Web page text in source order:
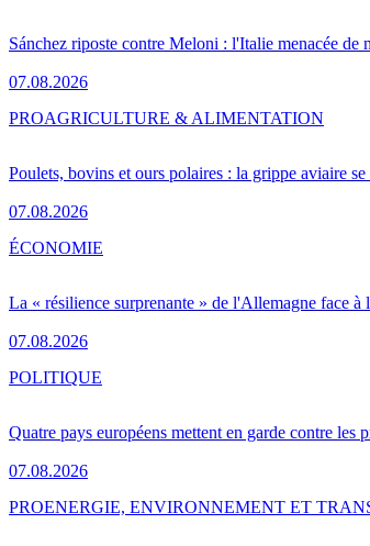
Sánchez riposte contre Meloni : l'Italie menacée de
07.08.2026
Poulets, bovins et ours polaires : la grippe aviaire se
07.08.2026
PROAGRICULTURE & ALIMENTATION
La « résilience surprenante » de l'Allemagne face à
07.08.2026
ÉCONOMIE
Quatre pays européens mettent en garde contre les
07.08.2026
POLITIQUE
PROENERGIE, ENVIRONNEMENT ET